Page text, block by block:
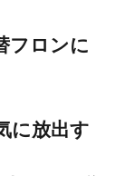
フロンに
に放出す